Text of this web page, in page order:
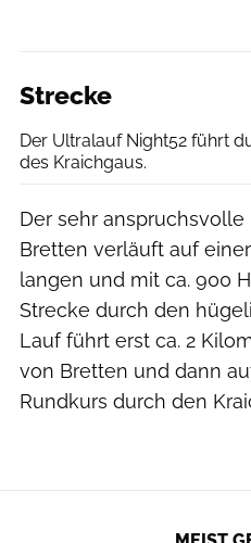
Strecke
Der Ultralauf Night52 führt
des Kraichgaus.
Der sehr
Bretten verläuft auf
langen und mit ca. 900
Strecke durch den
Lauf führt erst ca. 2
von Bretten und dann
Rundkurs durch den